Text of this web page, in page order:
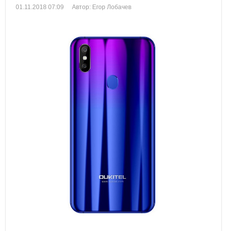
01.11.2018 07:09 Автор: Егор Лобачев